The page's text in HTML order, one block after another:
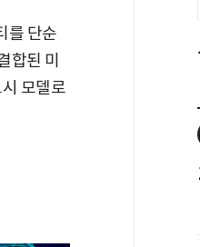
를 단순
합된 미
모델로